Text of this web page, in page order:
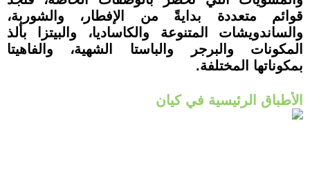
قوائم متعددة بدايةً من الإفطار، والشوربة،
والساندويشات المتنوعة والكاساديا، والبيتزا بألذ
المكونات والبرجر والباستا الشهية، والفاهيتا
بمكوناتها المختلفة.
الأطباق الرئيسية في كيان